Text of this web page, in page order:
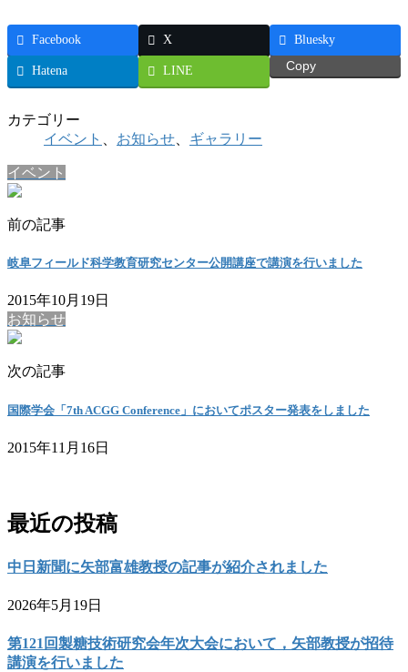
Facebook X Bluesky
Hatena LINE Copy
カテゴリー
イベント
お知らせ ギャラリー
イベント
前の記事
岐阜フィールド科学教育研究センター公開講座で講演を行いました
2015年10月19日
お知らせ
次の記事
国際学会「7th ACGG Conference」においてポスター発表をしました
2015年11月16日
最近の投稿
中日新聞に矢部富雄教授の記事が紹介されました
2026年5月19日
第121回製糖技術研究会年次大会において，矢部教授が招待
講演を行いました